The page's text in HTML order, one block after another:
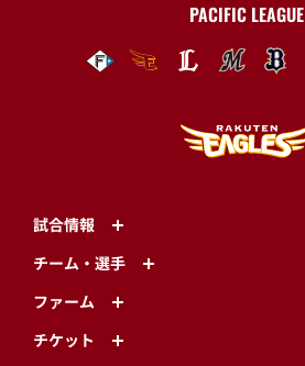
PACIFIC LEAGUE
試合情報
チーム・選手
ファーム
チケット